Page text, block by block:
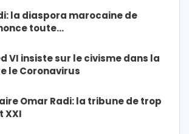
la diaspora marocaine de
toute…
VI insiste sur le civisme dans la
le Coronavirus
Omar Radi: la tribune de trop
XXI